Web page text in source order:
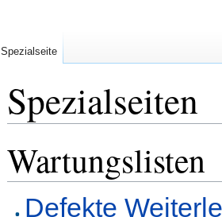
Spezialseiten
Wartungslisten
Defekte
Spezialseite